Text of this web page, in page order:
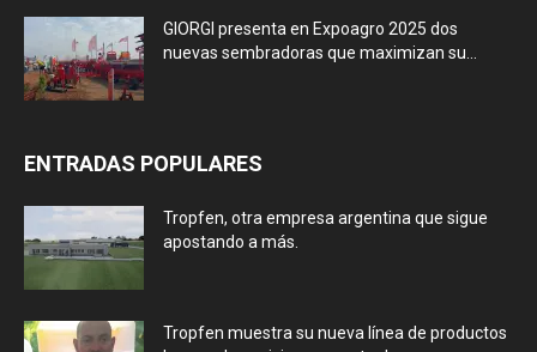
GIORGI presenta en Expoagro 2025 dos
nuevas sembradoras que maximizan su...
ENTRADAS POPULARES
Tropfen, otra empresa argentina que sigue
apostando a más.
Tropfen muestra su nueva línea de productos